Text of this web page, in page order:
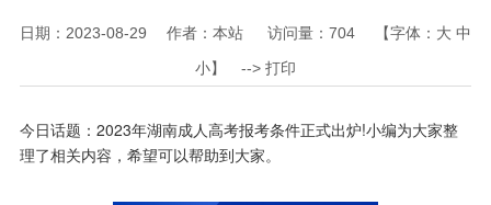
日期：2023-08-29 作者：本站 访问量： 704 【字体： 大 中
小】 --> 打印
今日话题：2023年湖南成人高考报考条件正式出炉!小编为大家整
理了相关内容，希望可以帮助到大家。